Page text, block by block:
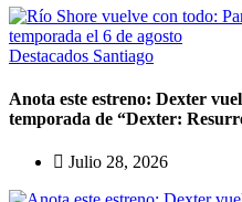
Destacados Santiago
Anota este estreno: Dexter
temporada de “Dexter:
Julio 28, 2026